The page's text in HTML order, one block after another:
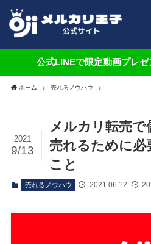
公式LINEで限定動画プレゼ
ホーム 売れるノウハウ
メルカリ転売で
売れるために必
こと
2021
9/13
売れるノウハウ 2021.06.12